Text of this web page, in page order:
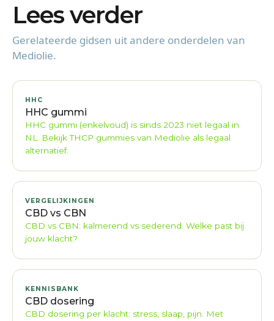
Lees verder
Gerelateerde gidsen uit andere onderdelen van
Mediolie.
HHC
HHC gummi
HHC gummi (enkelvoud) is sinds 2023 niet legaal in
NL. Bekijk THCP gummies van Mediolie als legaal
alternatief.
VERGELIJKINGEN
CBD vs CBN
CBD vs CBN: kalmerend vs sederend. Welke past bij
jouw klacht?
KENNISBANK
CBD dosering
CBD dosering per klacht: stress, slaap, pijn. Met